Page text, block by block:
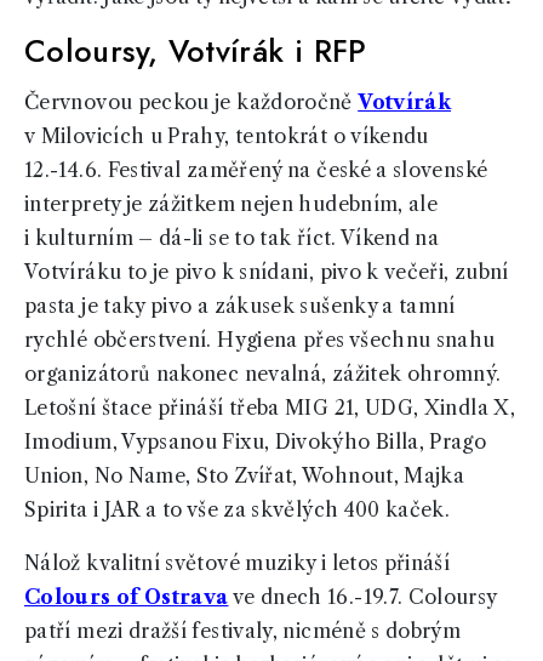
Coloursy, Votvírák i RFP
Červnovou peckou je každoročněVotvírák
v Milovicích u Prahy, tentokrát o víkendu
12.-14.6. Festival zaměřený na české a slovenské
interprety je zážitkem nejen hudebním, ale
i kulturním – dá-li se to tak říct. Víkend na
Votvíráku to je pivo k snídani, pivo k večeři, zubní
pasta je taky pivo a zákusek sušenky a tamní
rychlé občerstvení. Hygiena přes všechnu snahu
organizátorů nakonec nevalná, zážitek ohromný.
Letošní štace přináší třeba MIG 21, UDG, Xindla X,
Imodium, Vypsanou Fixu, Divokýho Billa, Prago
Union, No Name, Sto Zvířat, Wohnout, Majka
Spirita i JAR a to vše za skvělých 400 kaček.
Nálož kvalitní světové muziky i letos přináší
Colours of Ostrava ve dnech 16.-19.7. Coloursy
patří mezi dražší festivaly, nicméně s dobrým